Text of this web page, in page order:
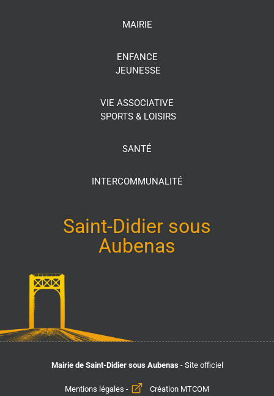
MAIRIE
ENFANCE
JEUNESSE
VIE ASSOCIATIVE
SPORTS & LOISIRS
SANTÉ
INTERCOMMUNALITÉ
Saint-Didier sous
Aubenas
Mairie de Saint-Didier sous Aubenas - Site officiel
Mentions légales - Création MTCOM